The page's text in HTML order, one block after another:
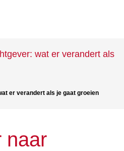
wat er verandert als
er verandert als je gaat groeien
naar